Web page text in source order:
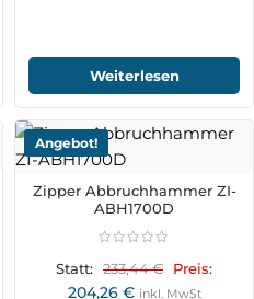
Weiterlesen
Angebot!
Zipper Abbruchhammer ZI-
ABH1700D
Statt: 233,44€ Preis:
204,26 € inkl. MwSt